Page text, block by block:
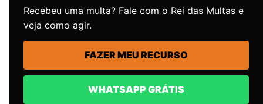
Recebeu uma multa? Fale com o Rei das Multas e
veja como agir.
FAZER MEU RECURSO
WHATSAPP GRÁTIS